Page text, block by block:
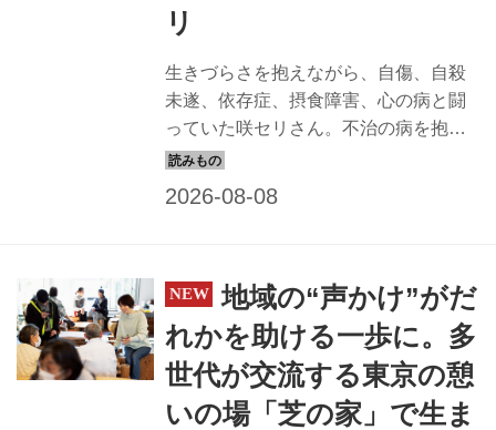
リ
生きづらさを抱えながら、自傷、自殺
未遂、依存症、摂食障害、心の病と闘
っていた咲セリさん。不治の病を抱え
る1匹の猫と出会い、その人生が少しず
猫と暮らしていても、大きなけんかは
ほとんどありません。その理由は、猫
同士の相性だけではなく、部屋づくり
にもありました。
地域の“声かけ”がだ
れかを助ける一歩に。多
世代が交流する東京の憩
いの場「芝の家」で生ま